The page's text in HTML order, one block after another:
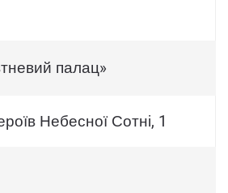
палац»
Небесної Сотні, 1